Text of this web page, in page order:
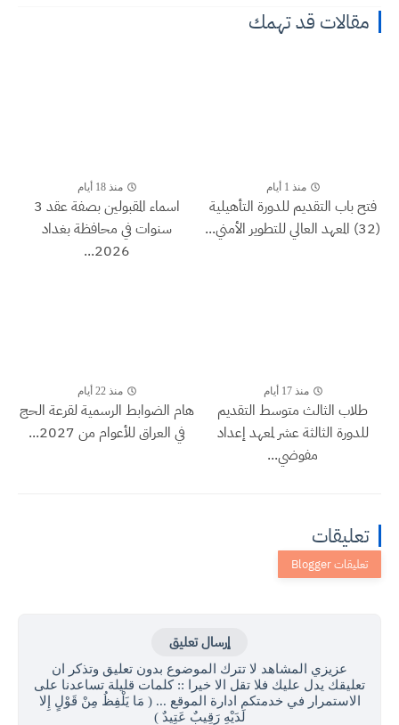
مقالات قد تهمك
منذ 1 أيام
فتح باب التقديم للدورة التأهيلية
(32) المعهد العالي للتطوير الأمني...
منذ 18 أيام
اسماء المقبولين بصفة عقد 3
سنوات في محافظة بغداد
2026...
منذ 17 أيام
طلاب الثالث متوسط التقديم
للدورة الثالثة عشر لمعهد إعداد
مفوضي...
منذ 22 أيام
هام الضوابط الرسمية لقرعة الحج
في العراق للأعوام من 2027...
تعليقات
إرسال تعليق
عزيزي المشاهد لا تترك الموضوع بدون تعليق وتذكر ان
تعليقك يدل عليك فلا تقل الا خيرا :: كلمات قليلة تساعدنا على
الاستمرار في خدمتكم ادارة الموقع ... ( مَا يَلْفِظُ مِنْ قَوْلٍ إِلا
لَدَيْهِ رَقِيبٌ عَتِيدٌ )